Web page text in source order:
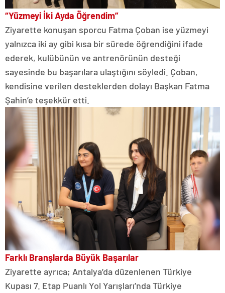
“Yüzmeyi İki Ayda Öğrendim”
Ziyarette konuşan sporcu Fatma Çoban ise yüzmeyi
yalnızca iki ay gibi kısa bir sürede öğrendiğini ifade
ederek, kulübünün ve antrenörünün desteği
sayesinde bu başarılara ulaştığını söyledi. Çoban,
kendisine verilen desteklerden dolayı Başkan Fatma
Şahin’e teşekkür etti.
Farklı Branşlarda Büyük Başarılar
Ziyarette ayrıca; Antalya’da düzenlenen Türkiye
Kupası 7. Etap Puanlı Yol Yarışları’nda Türkiye